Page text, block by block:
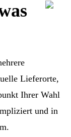
Lieferorte,
Ihrer Wahl
und in